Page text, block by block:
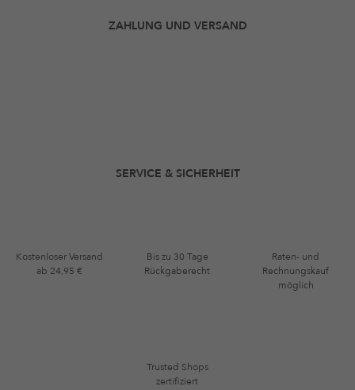
ZAHLUNG UND VERSAND
SERVICE & SICHERHEIT
Kostenloser Versand
ab 24,95 €
Bis zu 30 Tage
Rückgaberecht
Raten- und
Rechnungskauf
möglich
Trusted Shops
zertifiziert